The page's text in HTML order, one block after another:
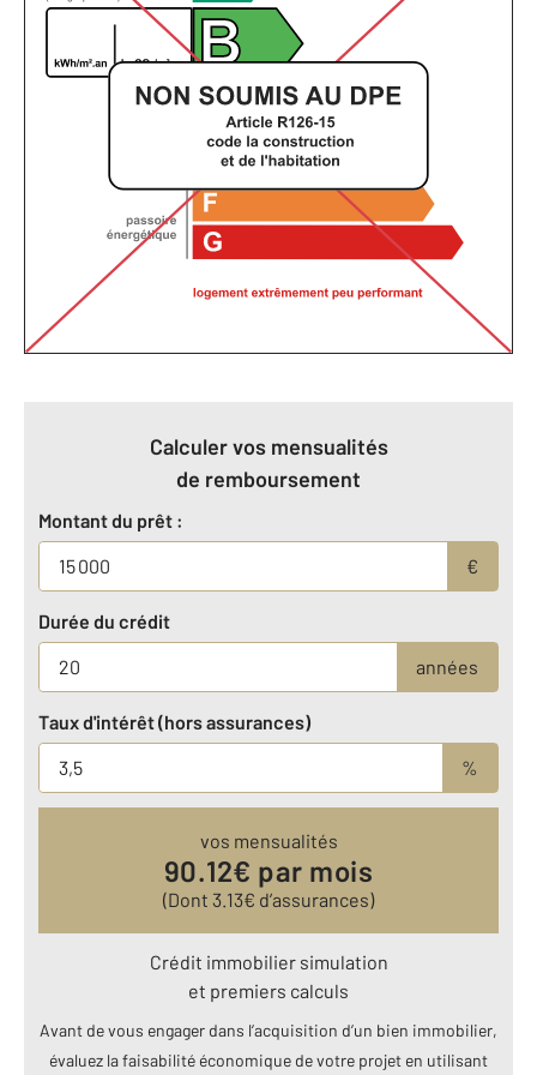
Calculer vos mensualités
de remboursement
Montant du prêt :
€
Durée du crédit
années
Taux d'intérêt (hors assurances)
%
vos mensualités
90.12€ par mois
(Dont 3.13€ d’assurances)
Crédit immobilier simulation
et premiers calculs
Avant de vous engager dans l’acquisition d’un bien immobilier,
évaluez la faisabilité économique de votre projet en utilisant